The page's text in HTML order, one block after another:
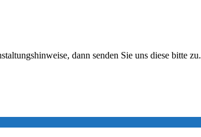
dann senden Sie uns diese bitte zu.